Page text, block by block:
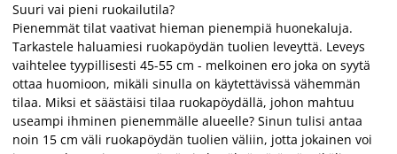
Suuri vai pieni ruokailutila?
Pienemmät tilat vaativat hieman pienempiä huonekaluja.
Tarkastele haluamiesi ruokapöydän tuolien leveyttä. Leveys
vaihtelee tyypillisesti 45-55 cm - melkoinen ero joka on syytä
ottaa huomioon, mikäli sinulla on käytettävissä vähemmän
tilaa. Miksi et säästäisi tilaa ruokapöydällä, johon mahtuu
useampi ihminen pienemmälle alueelle? Sinun tulisi antaa
noin 15 cm väli ruokapöydän tuolien väliin, jotta jokainen voi